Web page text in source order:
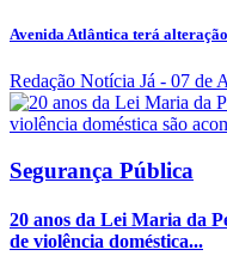
Avenida Atlântica terá
Redação Notícia Já - 07 de
Segurança Pública
20 anos da Lei Maria da
de violência doméstica...